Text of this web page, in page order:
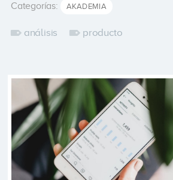
Categorías: AKADEMIA
análisis producto